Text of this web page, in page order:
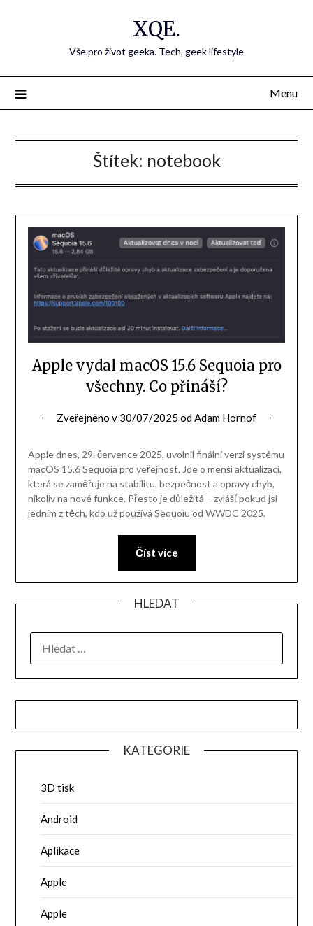
XQE.
Vše pro život geeka. Tech, geek lifestyle
Menu
Štítek: notebook
Apple vydal macOS 15.6 Sequoia pro
všechny. Co přináší?
Zveřejněno v 30/07/2025 odAdam Hornof
Apple dnes, 29. července 2025, uvolnil finální verzi systému
macOS 15.6 Sequoia pro veřejnost. Jde o menší aktualizaci,
která se zaměřuje na stabilitu, bezpečnost a opravy chyb,
nikoliv na nové funkce. Přesto je důležitá – zvlášť pokud jsi
jedním z těch, kdo už používá Sequoiu od WWDC 2025.
Číst více
HLEDAT
KATEGORIE
3D tisk
Android
Aplikace
Apple
Apple